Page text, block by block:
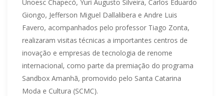
Unoesc Chapecó, Yuri Augusto Silveira, Carlos Eduardo
Giongo, Jefferson Miguel Dallalibera e Andre Luis
Favero, acompanhados pelo professor Tiago Zonta,
realizaram visitas técnicas a importantes centros de
inovação e empresas de tecnologia de renome
internacional, como parte da premiação do programa
Sandbox Amanhã, promovido pelo Santa Catarina
Moda e Cultura (SCMC).